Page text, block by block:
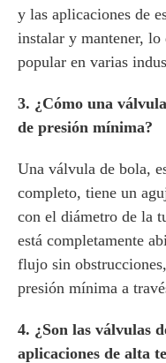
y las aplicaciones de
instalar y mantener,
popular en varias
3. ¿Cómo una
de presión mínima?
Una válvula de bola,
completo, tiene un
con el diámetro de la
está completamente
flujo sin
presión mínima a
4. ¿Son las válvulas
aplicaciones de alta